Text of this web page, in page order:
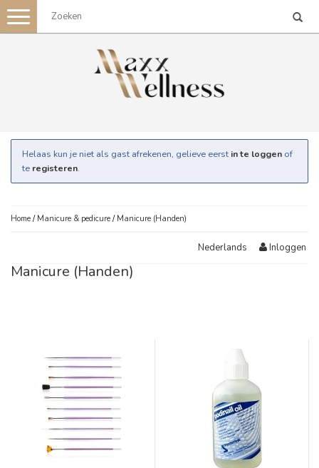
Toggle
navigation
Helaas kun je niet als gast afrekenen, gelieve eerst in te loggen of
te registeren.
Home / Manicure & pedicure / Manicure (Handen)
Nederlands Inloggen
Manicure (Handen)